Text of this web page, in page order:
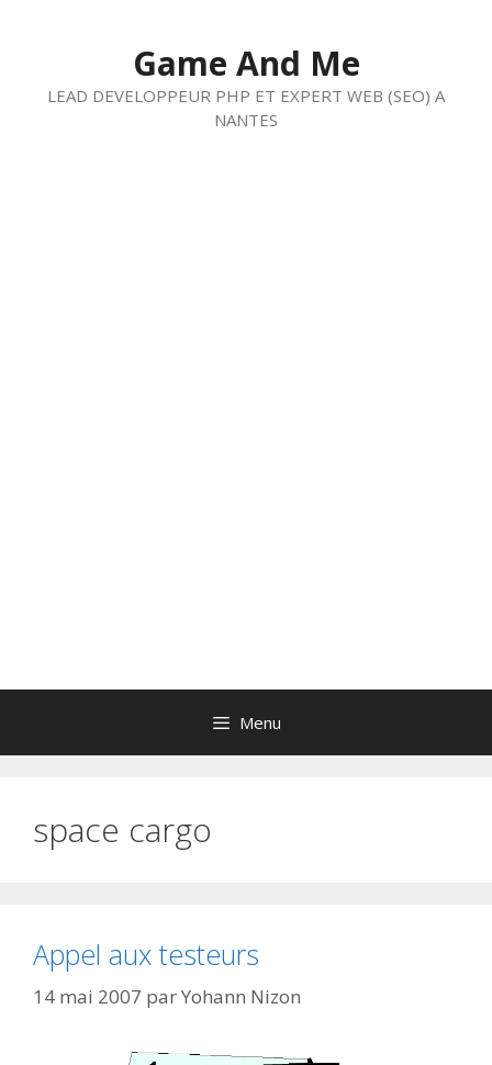
Game And Me
LEAD DEVELOPPEUR PHP ET EXPERT WEB (SEO) A
NANTES
Menu
space cargo
Appel aux testeurs
14 mai 2007 parYohann Nizon